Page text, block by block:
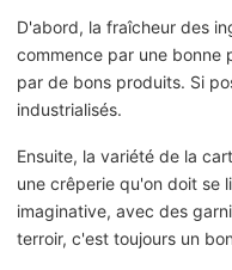
D'abord, la fraîcheur des
commence par une bonne
par de bons produits. Si
industrialisés.
Ensuite, la variété de la
une crêperie qu'on doit se
imaginative, avec des
terroir, c'est toujours un